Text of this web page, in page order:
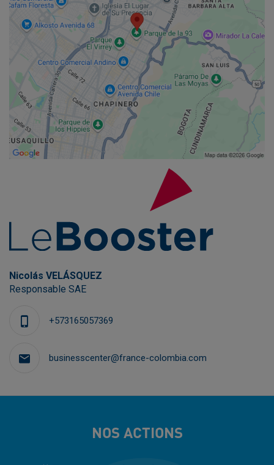
Nicolás VELÁSQUEZ
Responsable SAE
+573165057369
businesscenter@france-colombia.com
NOS ACTIONS